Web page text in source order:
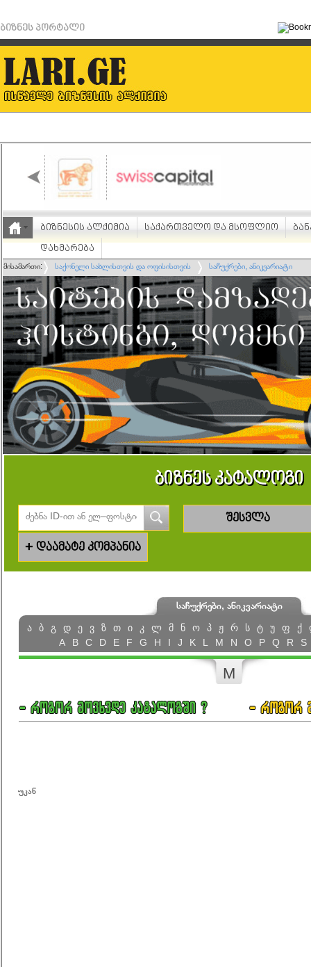
ბიზნეს პორტალი
ბიზნესის ალქიმია საქართველო და მსოფლიო
დახმარება
მისამართი: საქონელი სახლისთვის და ოფისისთვის საჩუქრები, ანიკვარიატი
ბიზნეს კატალოგი
შესვლა
+ დაამატე კომპანია
საჩუქრები, ანიკვარიატი
ა
ბ გ დ ე ვ ზ თ ი კ ლ მ ნ ო პ ჟ რ ს ტ უ ფ ქ
A
B C D E F G H I J K L M N O P Q R S
M
უკან